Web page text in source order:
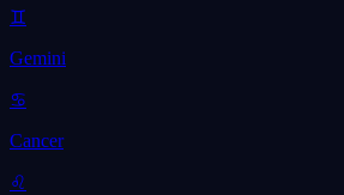
♊
Gemini
♋
Cancer
♌